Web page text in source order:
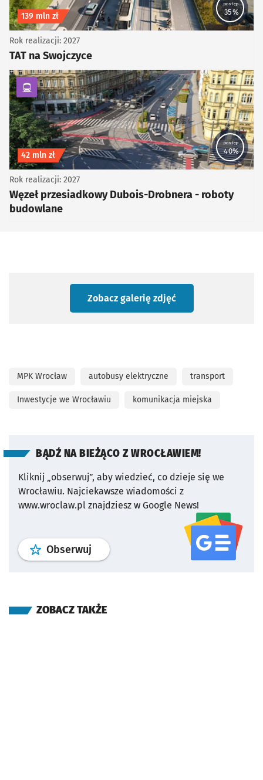
postęp
35%
Koszt inwestycji
139 mln zł
TAT na Swojczyce
Rok realizacji: 2027
kategoria Komunikacja zbiorowa
postęp
40%
Koszt inwestycji
42 mln zł
Węzeł przesiadkowy Dubois-Drobnera - roboty
budowlane
Rok realizacji: 2027
Zobacz galerię zdjęć
MPK Wrocław autobusy elektryczne transport
Inwestycje we Wrocławiu komunikacja miejska
BĄDŹ NA BIEŻĄCO Z WROCŁAWIEM!
Kliknij „obserwuj”, aby wiedzieć, co dzieje się we
Wrocławiu. Najciekawsze wiadomości z
www.wroclaw.pl znajdziesz w Google News!
Obserwuj profil serwisu
ZOBACZ TAKŻE